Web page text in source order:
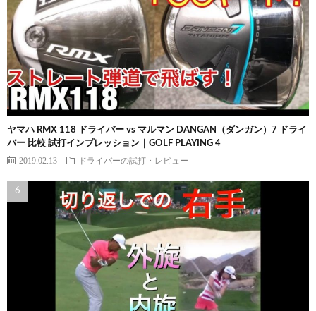
ヤマハ RMX 118 ドライバー vs マルマン DANGAN（ダンガン）7 ドライ
バー 比較 試打インプレッション｜GOLF PLAYING 4
2019.02.13 ドライバーの試打・レビュー